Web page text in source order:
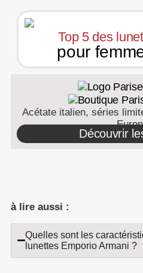
Top 5 des
pour
Acétate italien, séries
Découvrir
à lire aussi :
Quelles sont les
lunettes Emporio Armani ?